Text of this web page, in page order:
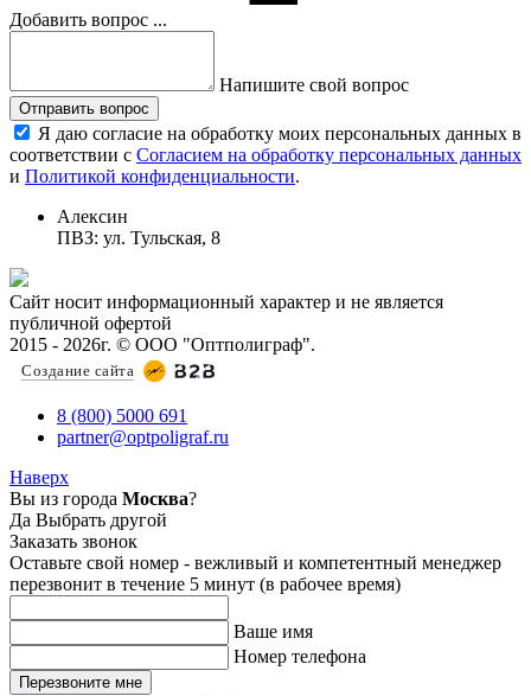
Добавить вопрос ...
Напишите свой вопрос
Отправить вопрос
Я даю согласие на обработку моих персональных данных в
соответствии с Согласием на обработку персональных данных
и Политикой конфиденциальности.
Алексин
ПВЗ: ул. Тульская, 8
Сайт носит информационный характер и не является
публичной офертой
2015 - 2026г. © ООО "Оптполиграф".
Создание сайта
8 (800) 5000 691
partner@optpoligraf.ru
Наверх
Вы из города Москва?
Да Выбрать другой
Заказать звонок
Оставьте свой номер - вежливый и компетентный менеджер
перезвонит в течение 5 минут (в рабочее время)
Ваше имя
Номер телефона
Перезвоните мне